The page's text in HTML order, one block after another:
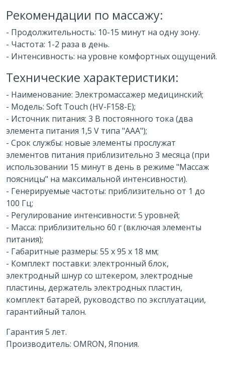
Рекомендации по массажу:
- Продолжительность: 10-15 минут на одну зону.
- Частота: 1-2 раза в день.
- Интенсивность: на уровне комфортных ощущений.
Технические характеристики:
- Наименование: Электромассажер медицинский;
- Модель: Soft Touch (HV-F158-E);
- Источник питания: 3 В постоянного тока (два
элемента питания 1,5 V типа "ААА");
- Срок службы: новые элементы прослужат
элементов питания приблизительно 3 месяца (при
использовании 15 минут в день в режиме "Массаж
поясницы" на максимальной интенсивности).
- Генерируемые частоты: приблизительно от 1 до
100 Гц;
- Регулирование интенсивности: 5 уровней;
- Масса: приблизительно 60 г (включая элементы
питания);
- Габаритные размеры: 55 х 95 х 18 мм;
- Комплект поставки: электронный блок,
электродный шнур со штекером, электродные
пластины, держатель электродных пластин,
комплект батарей, руководство по эксплуатации,
гарантийный талон.
Гарантия 5 лет.
Производитель: OMRON, Япония.